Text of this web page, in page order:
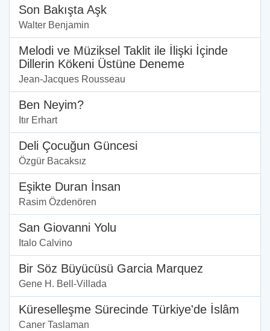
Son Bakışta Aşk
Walter Benjamin
Melodi ve Müziksel Taklit ile İlişki İçinde
Dillerin Kökeni Üstüne Deneme
Jean-Jacques Rousseau
Ben Neyim?
Itır Erhart
Deli Çocuğun Güncesi
Özgür Bacaksız
Eşikte Duran İnsan
Rasim Özdenören
San Giovanni Yolu
Italo Calvino
Bir Söz Büyücüsü Garcia Marquez
Gene H. Bell-Villada
Küreselleşme Sürecinde Türkiye'de İslâm
Caner Taslaman